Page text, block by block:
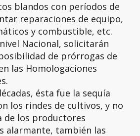
blandos con períodos de
reparaciones de equipo,
y combustible, etc.
Nacional, solicitarán
de prórrogas de
las Homologaciones
ésta fue la sequía
los rindes de cultivos, y no
de los productores
alarmante, también las